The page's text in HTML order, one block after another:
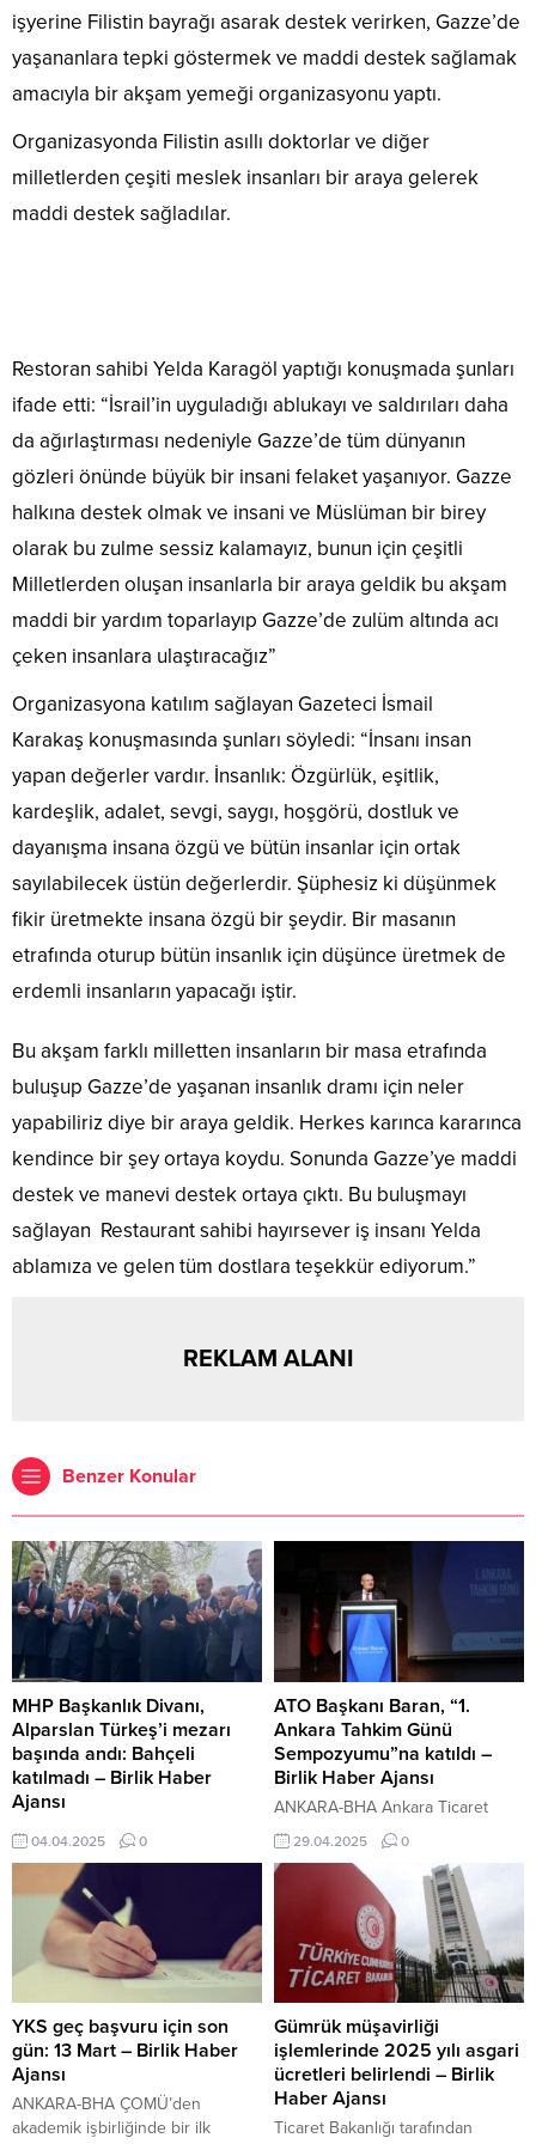
işyerine Filistin bayrağı asarak destek verirken, Gazze’de
yaşananlara tepki göstermek ve maddi destek sağlamak
amacıyla bir akşam yemeği organizasyonu yaptı.
Organizasyonda Filistin asıllı doktorlar ve diğer
milletlerden çeşiti meslek insanları bir araya gelerek
maddi destek sağladılar.
Restoran sahibi Yelda Karagöl yaptığı konuşmada şunları
ifade etti: “İsrail’in uyguladığı ablukayı ve saldırıları daha
da ağırlaştırması nedeniyle Gazze’de tüm dünyanın
gözleri önünde büyük bir insani felaket yaşanıyor. Gazze
halkına destek olmak ve insani ve Müslüman bir birey
olarak bu zulme sessiz kalamayız, bunun için çeşitli
Milletlerden oluşan insanlarla bir araya geldik bu akşam
maddi bir yardım toparlayıp Gazze’de zulüm altında acı
çeken insanlara ulaştıracağız”
Organizasyona katılım sağlayan Gazeteci İsmail
Karakaş konuşmasında şunları söyledi: “İnsanı insan
yapan değerler vardır. İnsanlık: Özgürlük, eşitlik,
kardeşlik, adalet, sevgi, saygı, hoşgörü, dostluk ve
dayanışma insana özgü ve bütün insanlar için ortak
sayılabilecek üstün değerlerdir. Şüphesiz ki düşünmek
fikir üretmekte insana özgü bir şeydir. Bir masanın
etrafında oturup bütün insanlık için düşünce üretmek de
erdemli insanların yapacağı iştir.
Bu akşam farklı milletten insanların bir masa etrafında
buluşup Gazze’de yaşanan insanlık dramı için neler
yapabiliriz diye bir araya geldik. Herkes karınca kararınca
kendince bir şey ortaya koydu. Sonunda Gazze’ye maddi
destek ve manevi destek ortaya çıktı. Bu buluşmayı
sağlayan Restaurant sahibi hayırsever iş insanı Yelda
ablamıza ve gelen tüm dostlara teşekkür ediyorum.”
REKLAM ALANI
Benzer Konular
MHP Başkanlık Divanı,
Alparslan Türkeş’i mezarı
başında andı: Bahçeli
katılmadı – Birlik Haber
Ajansı
ANKARA-BHA Dışişleri Bakanı
Fidan, AB’nin güvenlik ve
savunma alanında başlattığı
girişimler ile ilgili toplantıya
katılacak Milliyetçi Hareket Partisi
(MHP) Başkanlık Divanı, partinin
kurucu Genel Başkanı Alparslan
Türkeş’in vefatının 28. yıl
dönümünde Beştepe’deki anıt
mezarını ziyaret etti. Anma
programına, Teşkilat İşlerinden
Sorumlu Genel Başkan Yardımcısı
Edip Semih Yalçın, MHP Ankara
04.04.2025 0
ATO Başkanı Baran, “1.
Ankara Tahkim Günü
Sempozyumu”na katıldı –
Birlik Haber Ajansı
ANKARA-BHA Ankara Ticaret
Odası (ATO) Yönetim Kurulu
Başkanı Gürsel Baran, tahkim
başta olmak üzere, alternatif
uyuşmazlık yöntemlerinin,
sorunların çözüm süresini
kısaltırken, maliyetleri
düşürdüğünü kaydederek,
“Gelişmiş ekonomilerde ticari
uyuşmazlıkların yaklaşık yüzde
75’inin tahkim gibi, alternatif
uyuşmazlık yöntemleriyle
çözümlendiği biliniyor. Tahkim gibi
alternatif çözüm yollarının
29.04.2025 0
YKS geç başvuru için son
gün: 13 Mart – Birlik Haber
Ajansı
ANKARA-BHA ÇOMÜ’den
akademik işbirliğinde bir ilk
Gümrük müşavirliği
işlemlerinde 2025 yılı asgari
ücretleri belirlendi – Birlik
Haber Ajansı
Ticaret Bakanlığı tarafından